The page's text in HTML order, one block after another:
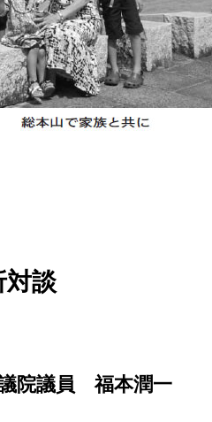
対談
院議員 福本潤一